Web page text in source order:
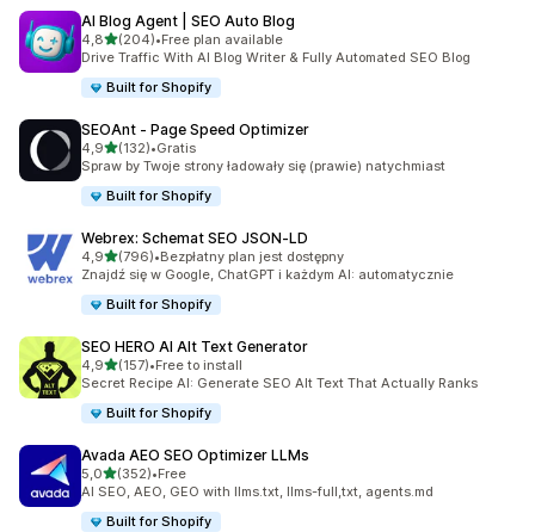
AI Blog Agent | SEO Auto Blog
4,8na 5 gwiazdek
(204)
Łączna liczba recenzji: 204
•Free plan available
Drive Traffic With AI Blog Writer & Fully Automated SEO Blog
Built for Shopify
SEOAnt ‑ Page Speed Optimizer
4,9na 5 gwiazdek
(132)
Łączna liczba recenzji: 132
•Gratis
Spraw by Twoje strony ładowały się (prawie) natychmiast
Built for Shopify
Webrex: Schemat SEO JSON‑LD
4,9na 5 gwiazdek
(796)
Łączna liczba recenzji: 796
•Bezpłatny plan jest dostępny
Znajdź się w Google, ChatGPT i każdym AI: automatycznie
Built for Shopify
SEO HERO AI Alt Text Generator
4,9na 5 gwiazdek
(157)
Łączna liczba recenzji: 157
•Free to install
Secret Recipe AI: Generate SEO Alt Text That Actually Ranks
Built for Shopify
Avada AEO SEO Optimizer LLMs
5,0na 5 gwiazdek
(352)
Łączna liczba recenzji: 352
•Free
AI SEO, AEO, GEO with llms.txt, llms-full,txt, agents.md
Built for Shopify